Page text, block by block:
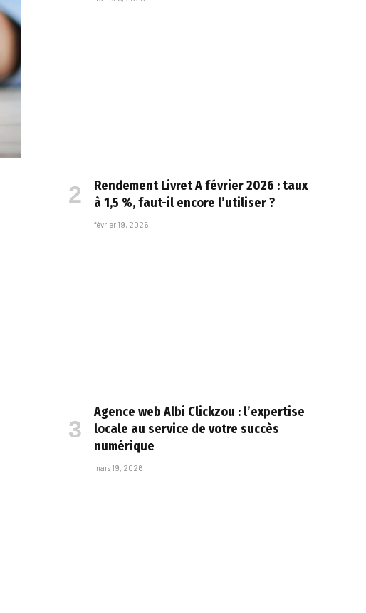
Rendement Livret A février 2026 : taux
à 1,5 %, faut-il encore l’utiliser ?
février 19, 2026
Agence web Albi Clickzou : l’expertise
locale au service de votre succès
numérique
mars 19, 2026